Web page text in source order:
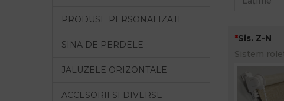
PRODUSE PERSONALIZATE
SINA DE PERDELE
JALUZELE ORIZONTALE
ACCESORII SI DIVERSE
Sis. Z-N
Sistem